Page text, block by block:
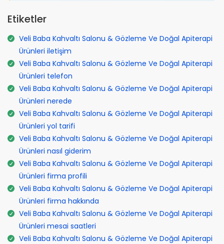
Etiketler
Veli Baba Kahvaltı Salonu & Gözleme Ve Doğal Apiterapi
Ürünleri iletişim
Veli Baba Kahvaltı Salonu & Gözleme Ve Doğal Apiterapi
Ürünleri telefon
Veli Baba Kahvaltı Salonu & Gözleme Ve Doğal Apiterapi
Ürünleri nerede
Veli Baba Kahvaltı Salonu & Gözleme Ve Doğal Apiterapi
Ürünleri yol tarifi
Veli Baba Kahvaltı Salonu & Gözleme Ve Doğal Apiterapi
Ürünleri nasıl giderim
Veli Baba Kahvaltı Salonu & Gözleme Ve Doğal Apiterapi
Ürünleri firma profili
Veli Baba Kahvaltı Salonu & Gözleme Ve Doğal Apiterapi
Ürünleri firma hakkında
Veli Baba Kahvaltı Salonu & Gözleme Ve Doğal Apiterapi
Ürünleri mesai saatleri
Veli Baba Kahvaltı Salonu & Gözleme Ve Doğal Apiterapi